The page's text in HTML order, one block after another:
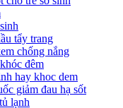
tẩy trang
chống nắng
đêm
hay khoc dem
giảm đau hạ sốt
lạnh